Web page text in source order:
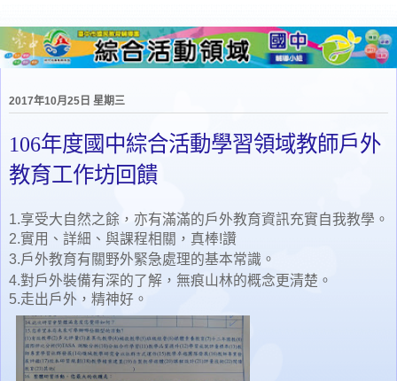
2017年10月25日 星期三
106年度國中綜合活動學習領域教師戶外
教育工作坊回饋
1.享受大自然之餘，亦有滿滿的戶外教育資訊充實自我教學。
2.實用、詳細、與課程相關，真棒!讚
3.戶外教育有關野外緊急處理的基本常識。
4.對戶外裝備有深的了解，無痕山林的概念更清楚。
5.走出戶外，精神好。